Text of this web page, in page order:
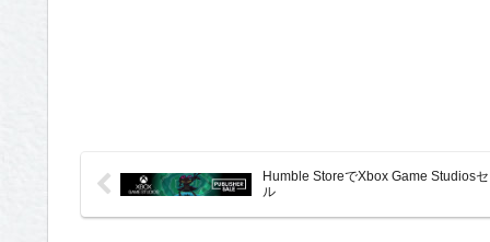
Humble StoreでXbox Game Studios
ル